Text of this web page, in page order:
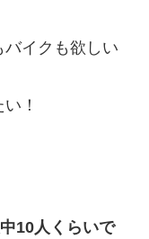
イクも欲しい
！
10人くらいで